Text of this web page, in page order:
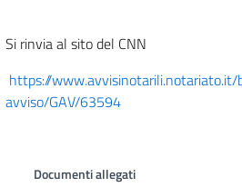
Si rinvia al sito del CNN
https://
avviso/GAV/63594
Documenti allegati